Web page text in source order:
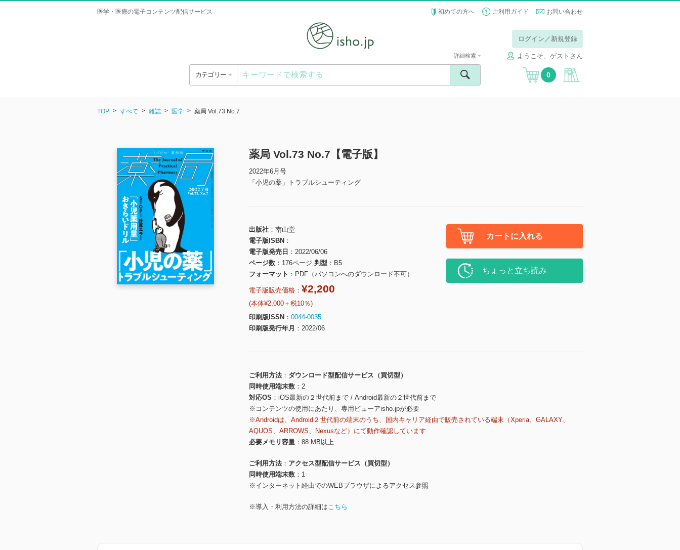
医学・医療の電子コンテンツ配信サービス 初めての方へ ご利用ガイド お問い合わせ
ログイン／新規登録
ようこそ、ゲストさん
カテゴリー
詳細検索
0
TOP すべて 雑誌 医学 薬局 Vol.73 No.7
薬局 Vol.73 No.7【電子版】
2022年6月号
「小児の薬」トラブルシューティング
出版社
南山堂
電子版ISBN
電子版発売日
2022/06/06
ページ数
176ページ 判型
B5
フォーマット
PDF（パソコンへのダウンロード不可）
電子版販売価格： ¥2,200
(本体¥2,000＋税10％)
印刷版ISSN
0044-0035
印刷版発行年月
2022/06
カートに入れる
ちょっと立ち読み
ご利用方法
ダウンロード型配信サービス（買切型）
同時使用端末数
2
対応OS
iOS最新の２世代前まで / Android最新の２世代前まで
※コンテンツの使用にあたり、専用ビューアisho.jpが必要
※Androidは、Android２世代前の端末のうち、国内キャリア経由で販売されている端末（Xperia、GALAXY、
AQUOS、ARROWS、Nexusなど）にて動作確認しています
必要メモリ容量
88 MB以上
ご利用方法
アクセス型配信サービス（買切型）
同時使用端末数
1
※インターネット経由でのWEBブラウザによるアクセス参照
※導入・利用方法の詳細はこちら